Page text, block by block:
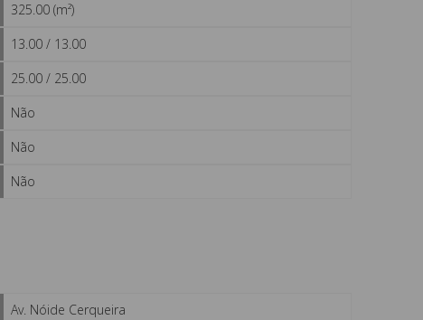
325.00 (m²)
13.00 / 13.00
25.00 / 25.00
Não
Não
Não
Av. Nóide Cerqueira